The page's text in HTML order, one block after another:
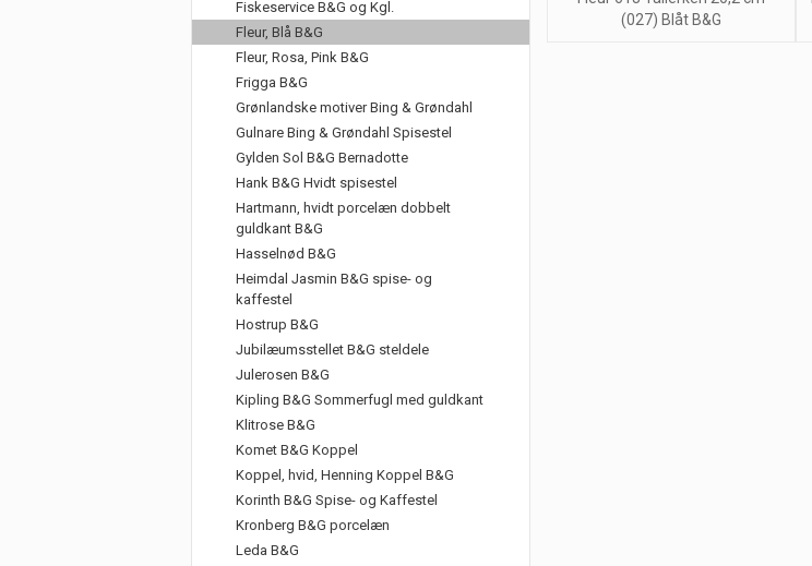
(027) Blåt B&G
Fiskeservice B&G og Kgl.
Fleur, Blå B&G
Fleur, Rosa, Pink B&G
Frigga B&G
Grønlandske motiver Bing & Grøndahl
Gulnare Bing & Grøndahl Spisestel
Gylden Sol B&G Bernadotte
Hank B&G Hvidt spisestel
Hartmann, hvidt porcelæn dobbelt
guldkant B&G
Hasselnød B&G
Heimdal Jasmin B&G spise- og
kaffestel
Hostrup B&G
Jubilæumsstellet B&G steldele
Julerosen B&G
Kipling B&G Sommerfugl med guldkant
Klitrose B&G
Komet B&G Koppel
Koppel, hvid, Henning Koppel B&G
Korinth B&G Spise- og Kaffestel
Kronberg B&G porcelæn
Leda B&G